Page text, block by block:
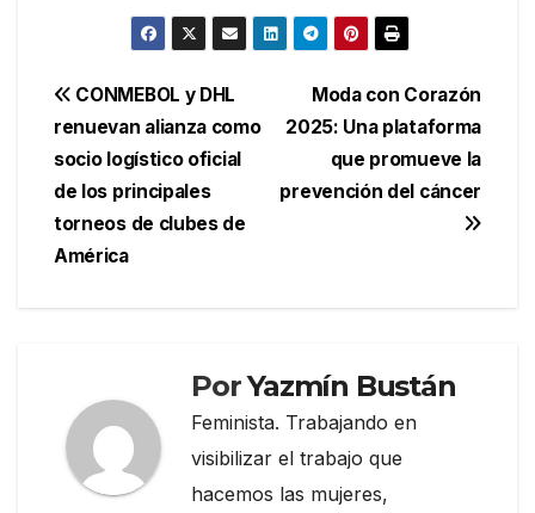
Navegación
de
entradas
Moda con Corazón
2025: Una plataforma
que promueve la
prevención del cáncer
CONMEBOL y DHL
renuevan alianza como
socio logístico oficial
de los principales
torneos de clubes de
América
PorYazmín Bustán
Feminista. Trabajando en
visibilizar el trabajo que
hacemos las mujeres,